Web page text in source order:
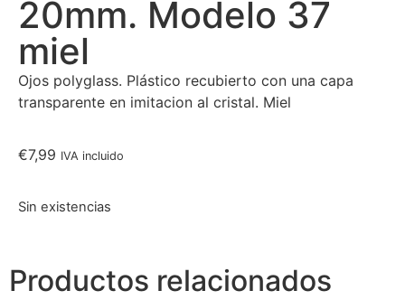
20mm. Modelo 37
miel
Ojos polyglass. Plástico recubierto con una capa
transparente en imitacion al cristal. Miel
€7,99 IVA incluido
Sin existencias
Productos relacionados